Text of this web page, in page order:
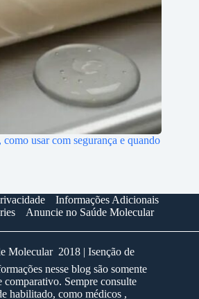
usar com segurança e quando
Informações Adicionais
Anuncie no Saúde Molecular
Molecular 2018 | Isenção de
nesse blog são somente
comparativo. Sempre consulte
habilitado, como médicos ,